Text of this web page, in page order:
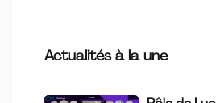
Actualités à la une